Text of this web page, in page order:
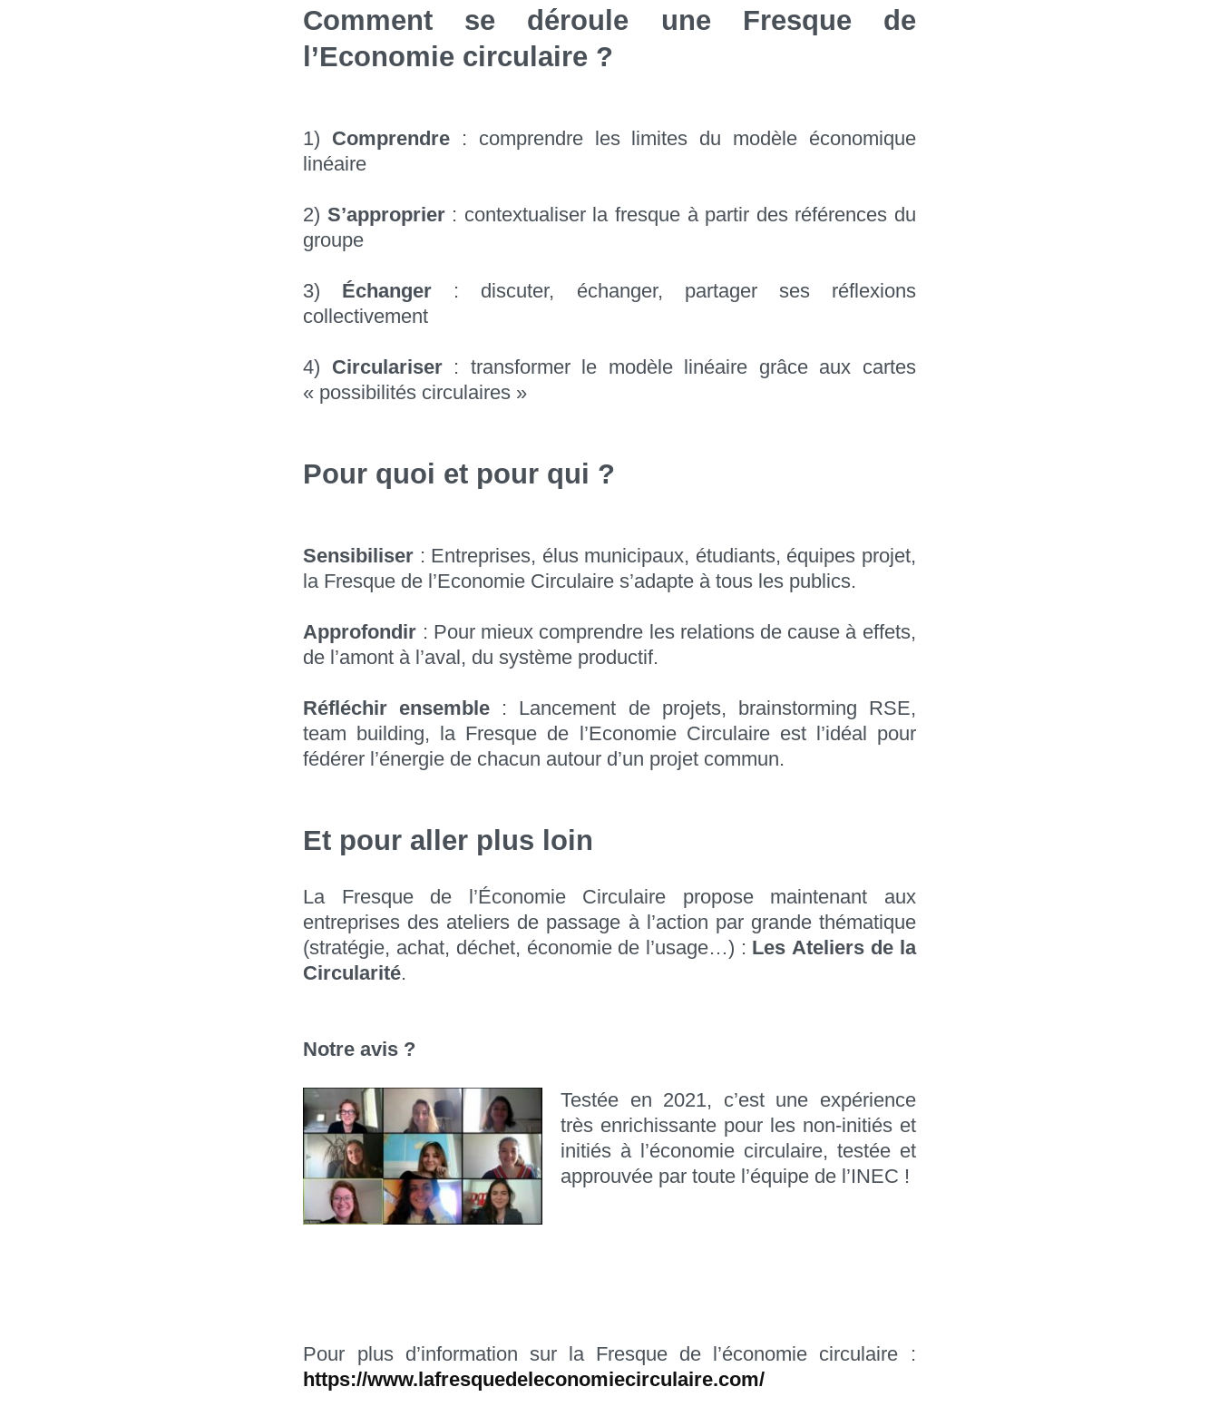
Comment se déroule une Fresque de
l’Economie circulaire ?
1) Comprendre : comprendre les limites du modèle économique
linéaire
2) S’approprier: contextualiser la fresque à partir des références du
groupe
3) Échanger : discuter, échanger, partager ses réflexions
collectivement
4) Circulariser: transformer le modèle linéaire grâce aux cartes
« possibilités circulaires »
Pour quoi et pour qui ?
Sensibiliser : Entreprises, élus municipaux, étudiants, équipes projet,
la Fresque de l’Economie Circulaire s’adapte à tous les publics.
Approfondir : Pour mieux comprendre les relations de cause à effets,
de l’amont à l’aval, du système productif.
Réfléchir ensemble : Lancement de projets, brainstorming RSE,
team building, la Fresque de l’Economie Circulaire est l’idéal pour
fédérer l’énergie de chacun autour d’un projet commun.
Et pour aller plus loin
La Fresque de l’Économie Circulaire propose maintenant aux
entreprises des ateliers de passage à l’action par grande thématique
(stratégie, achat, déchet, économie de l’usage…) : Les Ateliers de la
Circularité.
Notre avis ?
Testée en 2021, c’est une expérience
très enrichissante pour les non-initiés et
initiés à l’économie circulaire, testée et
approuvée par toute l’équipe de l’INEC !
Pour plus d’information sur la Fresque de l’économie circulaire :
https://www.lafresquedeleconomiecirculaire.com/